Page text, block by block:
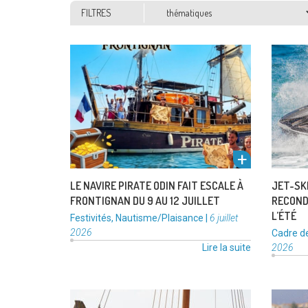
FILTRES Thématiques
Préparez-vous à embarquer dans
l’univers fascinant de la piraterie ! Le
navire Odin, un impressionnant vieux
gréement de 16,70 mètres …
Lire la suite
« Le
navire
pirate
Odin
escale
du
9
LE NAVIRE PIRATE ODIN FAIT ESCALE À
FRONTIGNAN DU 9 AU 12 JUILLET
Catégories
:
Festivités, Nautisme/Plaisance
Publié
6 juillet
2026
Lire la suite
Pour la
moteur
jet-skis
JET-
L’ÉTÉ
:
Cadre
2026
Mercredi 18 mars, un drakkar a accosté
Afin